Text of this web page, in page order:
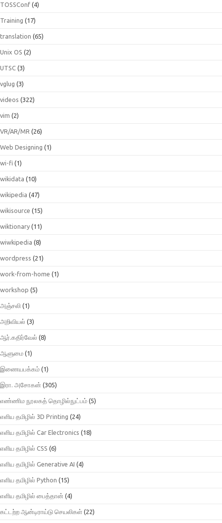
TOSSConf (4)
Training (17)
translation (65)
Unix OS (2)
UTSC (3)
vglug (3)
videos (322)
vim (2)
VR/AR/MR (26)
Web Designing (1)
wi-fi (1)
wikidata (10)
wikipedia (47)
wikisource (15)
wiktionary (11)
wiwkipedia (8)
wordpress (21)
work-from-home (1)
workshop (5)
அஞ்சலி (1)
அறிவியல் (3)
ஆர்.கதிர்வேல் (8)
ஆளுமை (1)
இணையபக்கம் (1)
இரா. அசோகன் (305)
எண்ணிம நூலகத் தொழில்நுட்பம் (5)
எளிய தமிழில் 3D Printing (24)
எளிய தமிழில் Car Electronics (18)
எளிய தமிழில் CSS (6)
எளிய தமிழில் Generative AI (4)
எளிய தமிழில் Python (15)
எளிய தமிழில் பைத்தான் (4)
கட்டற்ற ஆன்டிராய்டு செயலிகள் (22)